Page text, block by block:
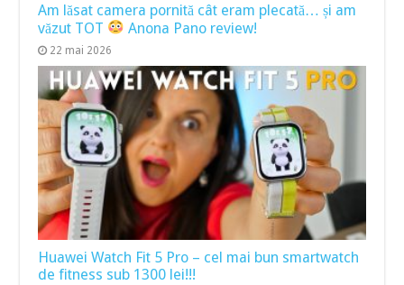
Am lăsat camera pornită cât eram plecată… și am
văzut TOT
Anona Pano review!
22 mai 2026
Huawei Watch Fit 5 Pro – cel mai bun smartwatch
de fitness sub 1300 lei!!!